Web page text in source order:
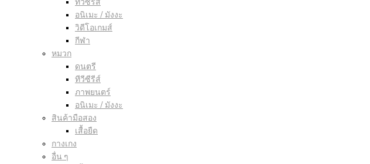
อนิเมะ / มังงะ
วิดีโอเกมส์
กีฬา
หมวก
ดนตรี
ทีวีซีรีส์
ภาพยนตร์
อนิเมะ / มังงะ
สินค้ามือสอง
เสื้อยืด
กางเกง
อื่น ๆ